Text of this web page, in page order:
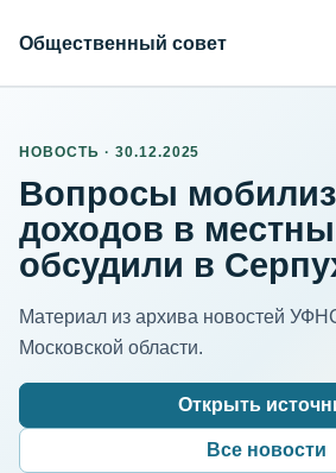
Общественный совет
НОВОСТЬ · 30.12.2025
Вопросы
доходов в
обсудили в
Материал из архива новостей
Московской области.
Открыть
Все новости